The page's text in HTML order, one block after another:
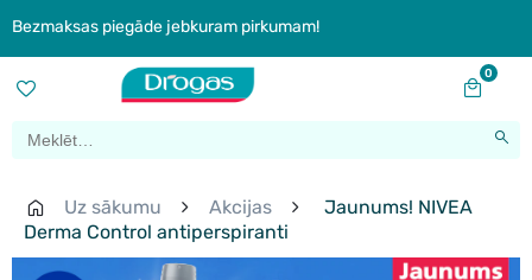
Bezmaksas piegāde jebkuram pirkumam!
0
Uz sākumu Akcijas
Jaunums! NIVEA
Derma Control antiperspiranti